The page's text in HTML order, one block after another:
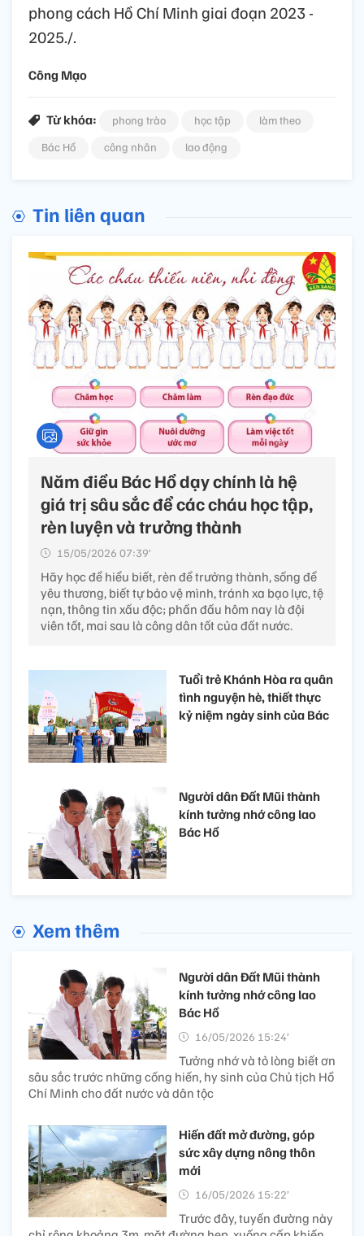
phong cách Hồ Chí Minh giai đoạn 2023 -
2025./.
Công Mạo
Từ khóa: phong trào học tập
làm theo
Bác Hồ
công nhân lao động
Tin liên quan
Năm điều Bác Hồ dạy chính là hệ
giá trị sâu sắc để các cháu học tập,
rèn luyện và trưởng thành
15/05/2026 07:39’
Hãy học để hiểu biết, rèn để trưởng thành, sống để
yêu thương, biết tự bảo vệ mình, tránh xa bạo lực, tệ
nạn, thông tin xấu độc; phấn đấu hôm nay là đội
viên tốt, mai sau là công dân tốt của đất nước.
Tuổi trẻ Khánh Hòa ra quân
tình nguyện hè, thiết thực
kỷ niệm ngày sinh của Bác
Người dân Đất Mũi thành
kính tưởng nhớ công lao
Bác Hồ
Xem thêm
Người dân Đất Mũi thành
kính tưởng nhớ công lao
Bác Hồ
16/05/2026 15:24’
Tưởng nhớ và tỏ lòng biết ơn
sâu sắc trước những cống hiến, hy sinh của Chủ tịch Hồ
Chí Minh cho đất nước và dân tộc
Hiến đất mở đường, góp
sức xây dựng nông thôn
mới
16/05/2026 15:22’
Trước đây, tuyến đường này